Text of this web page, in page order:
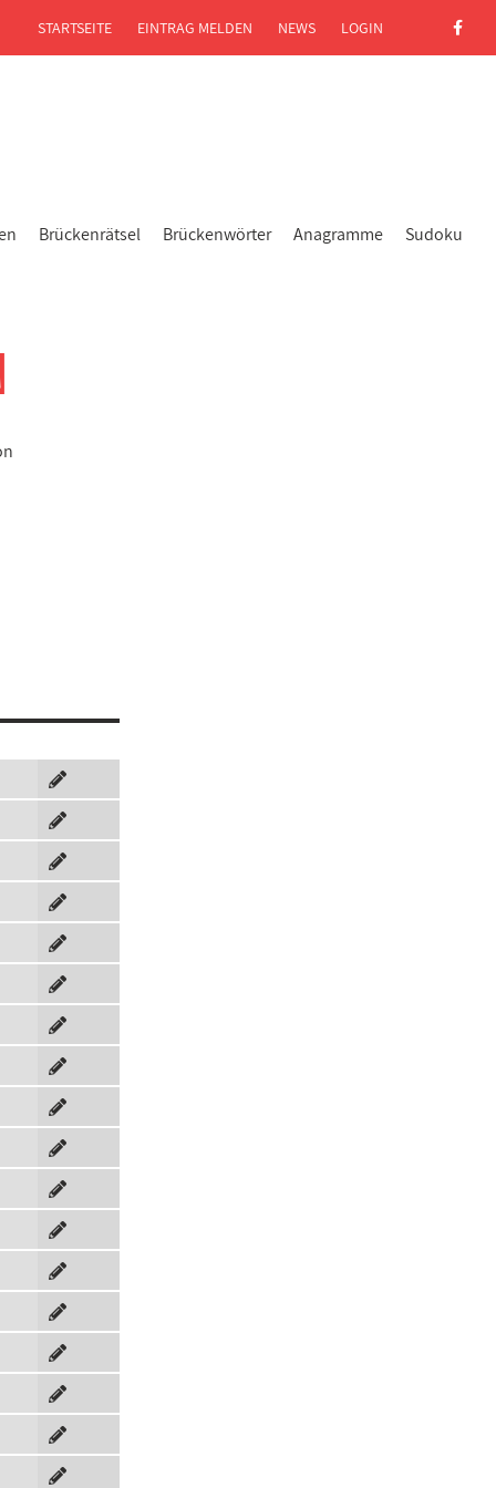
Brückenrätsel Brückenwörter Anagramme Sudoku
STARTSEITE EINTRAG MELDEN NEWS LOGIN